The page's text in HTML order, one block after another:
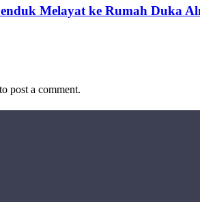
Melayat ke Rumah Duka
to post a comment.